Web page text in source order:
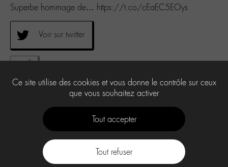
Superbe hommage de… https://t.co/cEaEC5EOys
Voir sur twitter
Ce site utilise des cookies et vous donne le contrôle sur ceux
que vous souhaitez activer
Tout accepter
Tout refuser